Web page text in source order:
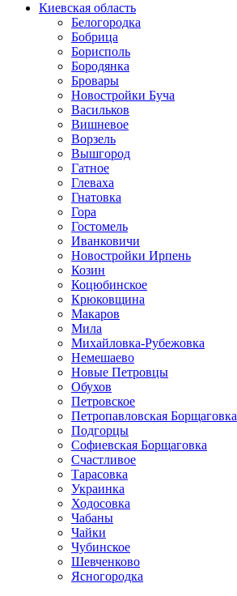
Киевская область
Белогородка
Бобрица
Борисполь
Бородянка
Бровары
Новостройки Буча
Васильков
Вишневое
Ворзель
Вышгород
Гатное
Глеваха
Гнатовка
Гора
Гостомель
Иванковичи
Новостройки Ирпень
Козин
Коцюбинское
Крюковщина
Макаров
Мила
Михайловка-Рубежовка
Немешаево
Новые Петровцы
Обухов
Петровское
Петропавловская Борщаговка
Подгорцы
Софиевская Борщаговка
Счастливое
Тарасовка
Украинка
Ходосовка
Чабаны
Чайки
Чубинское
Шевченково
Ясногородка